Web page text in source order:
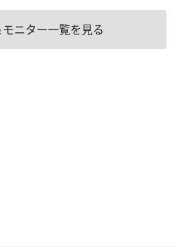
ニター一覧を見る